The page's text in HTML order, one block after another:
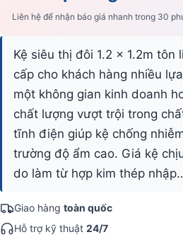
Liên hệ để nhận báo giá nhanh trong 30
Kệ siêu thị đôi 1.2 x 1.2m tôn
cấp cho khách hàng nhiều
một không gian kinh doanh
chất lượng vượt trội trong
tĩnh điện giúp kệ chống
trường độ ẩm cao. Giá kệ
do làm từ hợp kim thép
Giao hàng toàn quốc
Hỗ trợ kỹ thuật 24/7